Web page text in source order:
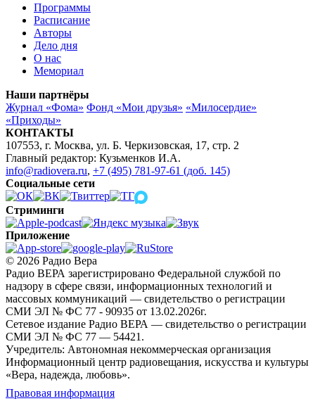
Программы
Расписание
Авторы
Дело дня
О нас
Мемориал
Наши партнёры
Журнал «Фома» Фонд «Мои друзья» «Милосердие»
«Приходы»
КОНТАКТЫ
107553, г. Москва, ул. Б. Черкизовская, 17, стр. 2
Главный редактор: Кузьменков И.А.
info@radiovera.ru, +7 (495) 781-97-61 (доб. 145)
Социальные сети
Стриминги
Приложение
© 2026 Радио Вера
Радио ВЕРА зарегистрировано Федеральной службой по
надзору в сфере связи, информационных технологий и
массовых коммуникаций — свидетельство о регистрации
СМИ ЭЛ № ФС 77 - 90935 от 13.02.2026г.
Сетевое издание Радио ВЕРА — свидетельство о регистрации
СМИ ЭЛ № ФС 77 — 54421.
Учредитель: Автономная некоммерческая организация
Информационный центр радиовещания, искусства и культуры
«Вера, надежда, любовь».
Правовая информация